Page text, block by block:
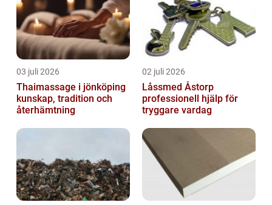
03 juli 2026
Thaimassage i jönköping
kunskap, tradition och
återhämtning
02 juli 2026
Låssmed Åstorp
professionell hjälp för
tryggare vardag